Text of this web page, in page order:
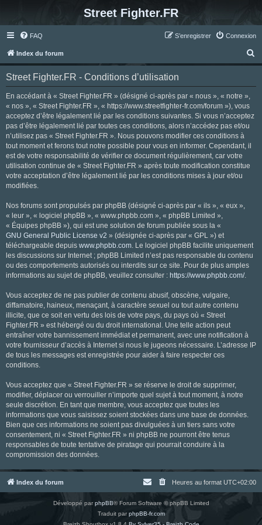
Street Fighter.FR
FAQ Connexion
S’enregistrer
Index du forum
e
Street Fighter.FR - Conditions d’utilisation
En accédant à « Street Fighter.FR » (désigné ci-après par « nous », « notre »,
« nos », « Street Fighter.FR », « https://www.streetfighter-fr.com/forum »), vous
acceptez d’être légalement lié par les conditions suivantes. Si vous n’acceptez
pas d’être légalement lié par toutes ces conditions, alors n’accédez pas et/ou
n’utilisez pas « Street Fighter.FR ». Nous pouvons modifier ces conditions à
tout moment et ferons tout notre possible pour vous en informer. Cependant, il
est de votre responsabilité de vérifier ce document régulièrement, car votre
utilisation continue de « Street Fighter.FR » après toute modification constitue
votre acceptation d’être légalement lié par les conditions mises à jour et/ou
modifiées.
Nos forums sont propulsés par phpBB (désigné ci-après par « ils », « eux »,
« leur », « logiciel phpBB », « www.phpbb.com », « phpBB Limited »,
« Équipes phpBB »), qui est une solution de forum publiée sous la «
GNU General Public License v2 » (désignée ci-après par « GPL ») et
téléchargeable depuis www.phpbb.com. Le logiciel phpBB facilite uniquement
les discussions sur Internet ; phpBB Limited n’est pas responsable du contenu
ou des comportements autorisés ou interdits sur ce site. Pour de plus amples
informations au sujet de phpBB, veuillez consulter : https://www.phpbb.com/.
Vous acceptez de ne pas publier de contenu abusif, obscène, vulgaire,
diffamatoire, haineux, menaçant, à caractère sexuel ou tout autre contenu
illicite, que ce soit en vertu des lois de votre pays, du pays où « Street
Fighter.FR » est hébergé ou du droit international. Une telle action peut
entraîner votre bannissement immédiat et permanent, avec une notification à
votre fournisseur d’accès à Internet si nous le jugeons nécessaire. L’adresse IP
de tous les messages est enregistrée pour aider à faire respecter ces
conditions.
Vous acceptez que « Street Fighter.FR » se réserve le droit de supprimer,
modifier, déplacer ou verrouiller n’importe quel sujet à tout moment, à notre
seule discrétion. En tant que membre, vous acceptez que toutes les
informations que vous saisissez soient stockées dans une base de données.
Bien que ces informations ne soient pas divulguées à un tiers sans votre
consentement, ni « Street Fighter.FR » ni phpBB ne pourront être tenus
responsables de toute tentative de piratage qui pourrait conduire à la
compromission des données.
Index du forum Heures au format UTC+02:00
Développé parphpBB® Forum Software © phpBB Limited
Traduit parphpBB-fr.com